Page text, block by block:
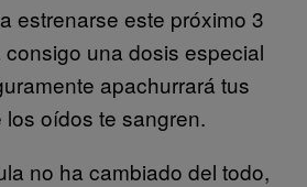
estrenarse este próximo 3
una dosis especial
apachurrará tus
oídos te sangren.
no ha cambiado del todo,